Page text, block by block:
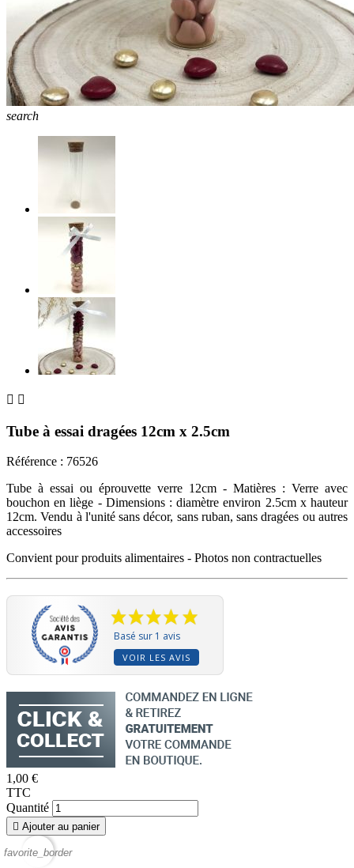
search
 
Tube à essai dragées 12cm x 2.5cm
Référence : 76526
Tube à essai ou éprouvette verre 12cm - Matières : Verre avec
bouchon en liège - Dimensions : diamètre environ 2.5cm x hauteur
12cm. Vendu à l'unité sans décor, sans ruban, sans dragées ou autres
accessoires
Convient pour produits alimentaires - Photos non contractuelles
Basé sur 1 avis
VOIR LES AVIS
1,00 €
TTC
Quantité
 Ajouter au panier
favorite_border